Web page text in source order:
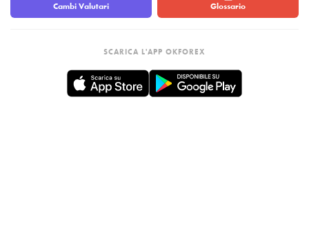
Cambi Valutari Glossario
SCARICA L'APP OKFOREX